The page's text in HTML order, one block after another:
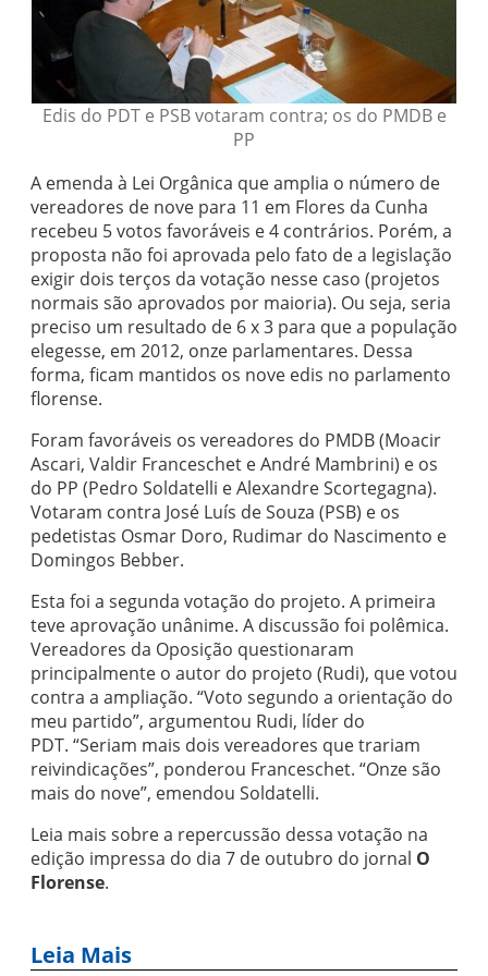
Edis do PDT e PSB votaram contra; os do PMDB e
PP
A emenda à Lei Orgânica que amplia o número de
vereadores de nove para 11 em Flores da Cunha
recebeu 5 votos favoráveis e 4 contrários. Porém, a
proposta não foi aprovada pelo fato de a legislação
exigir dois terços da votação nesse caso (projetos
normais são aprovados por maioria). Ou seja, seria
preciso um resultado de 6 x 3 para que a população
elegesse, em 2012, onze parlamentares. Dessa
forma, ficam mantidos os nove edis no parlamento
florense.
Foram favoráveis os vereadores do PMDB (Moacir
Ascari, Valdir Franceschet e André Mambrini) e os
do PP (Pedro Soldatelli e Alexandre Scortegagna).
Votaram contra José Luís de Souza (PSB) e os
pedetistas Osmar Doro, Rudimar do Nascimento e
Domingos Bebber.
Esta foi a segunda votação do projeto. A primeira
teve aprovação unânime. A discussão foi polêmica.
Vereadores da Oposição questionaram
principalmente o autor do projeto (Rudi), que votou
contra a ampliação. “Voto segundo a orientação do
meu partido”, argumentou Rudi, líder do
PDT. “Seriam mais dois vereadores que trariam
reivindicações”, ponderou Franceschet. “Onze são
mais do nove”, emendou Soldatelli.
Leia mais sobre a repercussão dessa votação na
edição impressa do dia 7 de outubro do jornal O
Florense.
Leia Mais